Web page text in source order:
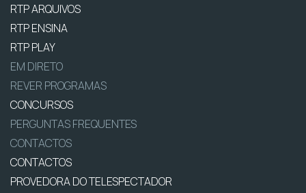
RTP ARQUIVOS
RTP ENSINA
RTP PLAY
EM DIRETO
REVER PROGRAMAS
CONCURSOS
PERGUNTAS FREQUENTES
CONTACTOS
CONTACTOS
PROVEDORA DO TELESPECTADOR